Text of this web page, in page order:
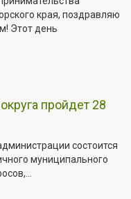
края, поздравляю
Этот день
пройдет 28
состоится
муниципального